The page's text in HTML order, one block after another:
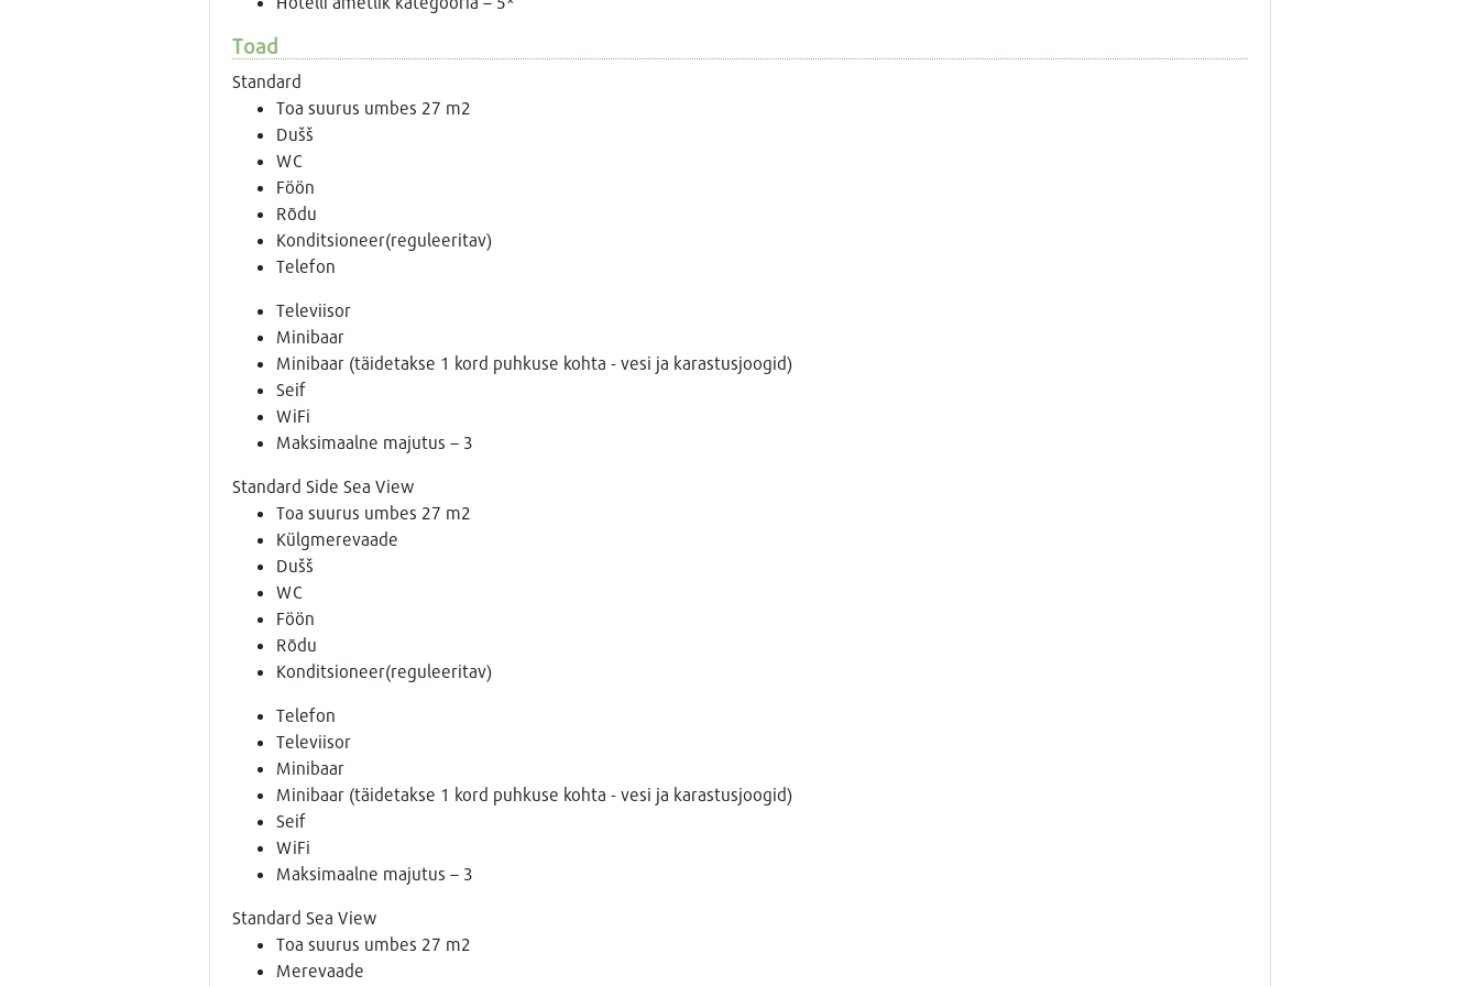
Toad
Standard
Toa suurus umbes 27 m2
Dušš
WC
Föön
Rõdu
Konditsioneer(reguleeritav)
Telefon
Televiisor
Minibaar
Minibaar (täidetakse 1 kord puhkuse kohta - vesi ja karastusjoogid)
Seif
WiFi
Maksimaalne majutus – 3
Standard Side Sea View
Toa suurus umbes 27 m2
Külgmerevaade
Dušš
WC
Föön
Rõdu
Konditsioneer(reguleeritav)
Telefon
Televiisor
Minibaar
Minibaar (täidetakse 1 kord puhkuse kohta - vesi ja karastusjoogid)
Seif
WiFi
Maksimaalne majutus – 3
Standard Sea View
Toa suurus umbes 27 m2
Merevaade